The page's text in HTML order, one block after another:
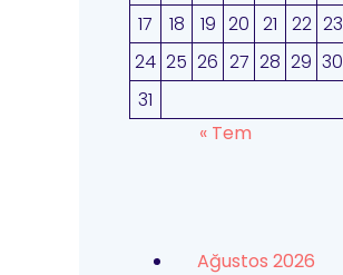
17
18 19 20 21 22 23
24 25 26 27 28 29 30
31
« Tem
Ağustos 2026